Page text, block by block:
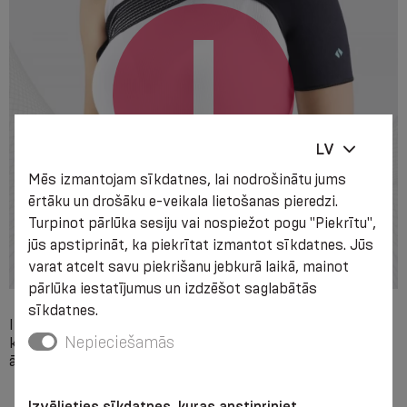
Individuāla nesaderība ar kādu no izstrādājuma izejvielu
komponentiem, izteiktas vietējas ādas saslimšanas (lietot
ārsta uzraudzībā).
LV
Mēs izmantojam sīkdatnes, lai nodrošinātu jums
ērtāku un drošāku e-veikala lietošanas pieredzi.
Turpinot pārlūka sesiju vai nospiežot pogu "Piekrītu",
jūs apstiprināt, ka piekrītat izmantot sīkdatnes. Jūs
varat atcelt savu piekrišanu jebkurā laikā, mainot
pārlūka iestatījumus un izdzēšot saglabātās
sīkdatnes.
Nepieciešamās